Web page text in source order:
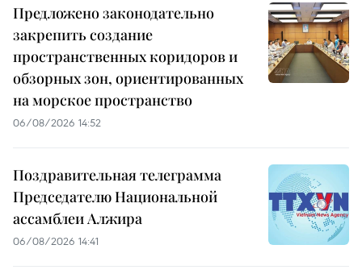
Предложено законодательно
закрепить создание
пространственных коридоров и
обзорных зон, ориентированных
на морское пространство
06/08/2026 14:52
Поздравительная телеграмма
Председателю Национальной
ассамблеи Алжира
06/08/2026 14:41